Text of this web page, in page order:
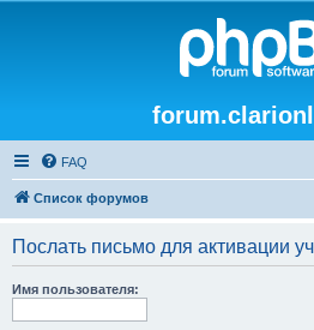
FAQ
Список форумов
Послать письмо для активации
Имя пользователя: